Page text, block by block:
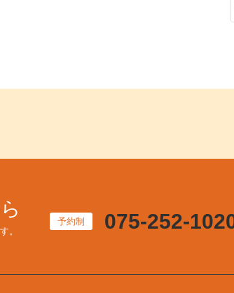
。
予約制 075-252-